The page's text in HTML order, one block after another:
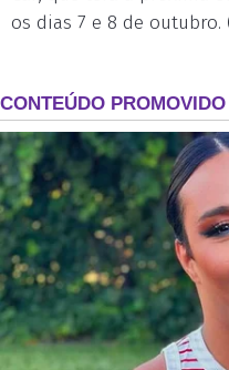
os dias 7 e 8 de outubro.